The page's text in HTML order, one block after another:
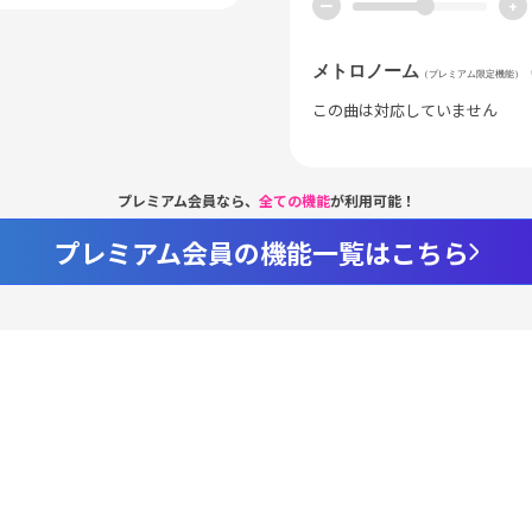
ー +
メトロノーム （プレミアム限定機能）
この曲は対応していません
プレミアム会員なら、 全ての機能が利用可能！
プレミアム会員の機能一覧はこちら